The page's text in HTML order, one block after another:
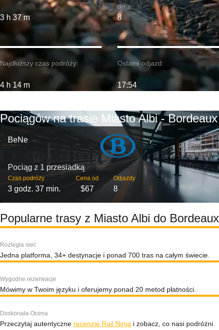
3 h 37 m
Najdłuższy czas podróży:
4 h 14 m
dnia:
8
Ostatni odjazd:
17:54
Pociągów na trasie Miasto Albi - Bordeaux
BeNe
Pociąg z 1 przesiadką
Czas podróży
3 godz. 37 min.
Cena od
$67
Odjazdy
8
Popularne trasy z Miasto Albi do Bordeaux
Rozległa sieć
Jedna platforma, 34+ destynacje i ponad 700 tras na całym świecie.
Wygodne rezerwacje
Mówimy w Twoim języku i oferujemy ponad 20 metod płatności.
Doskonała Ocena
Przeczytaj autentyczne recenzje Rail Ninja i zobacz, co nasi podróżni